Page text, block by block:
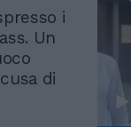
i
Un
di